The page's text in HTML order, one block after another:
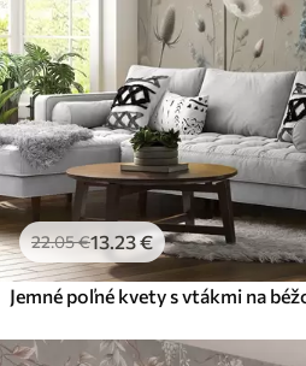
22.05€13.23€